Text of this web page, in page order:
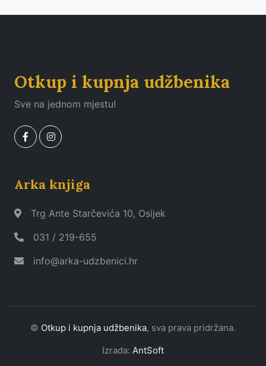
Otkup i kupnja udžbenika
Sve na jednom mjestu!
Arka knjiga
Trg Ante Starčevića 10, Osijek
031 / 219-655
info@arka-udzbenici.hr
© Otkup i kupnja udžbenika, sva prava pridržana.
Izrada: AntSoft